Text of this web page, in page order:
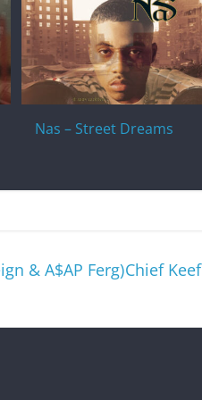
Nas – Street Dreams
& A$AP Ferg)Chief